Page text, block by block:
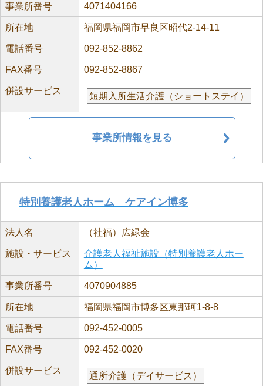
事業所番号 4071404166
所在地 福岡県福岡市早良区昭代2-14-11
電話番号 092-852-8862
FAX番号 092-852-8867
併設サービス
短期入所生活介護（ショートステイ）
事業所情報を見る
特別養護老人ホーム ケアイン博多
法人名 （社福）広緑会
施設・サービス
介護老人福祉施設（特別養護老人ホー
ム）
事業所番号 4070904885
所在地 福岡県福岡市博多区東那珂1-8-8
電話番号 092-452-0005
FAX番号 092-452-0020
併設サービス
通所介護（デイサービス）